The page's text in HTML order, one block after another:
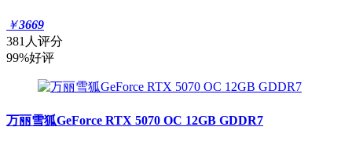
￥3669
381人评分
99%好评
万丽雪狐GeForce RTX 5070 OC 12GB GDDR7